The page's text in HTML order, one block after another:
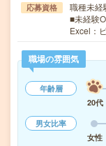
応募資格
職種未経
■未経験
Excel：
職場の雰囲気
年齢層
20代
男女比率
女性